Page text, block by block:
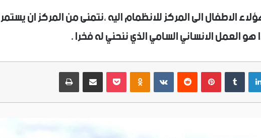
الاطفال الى المركز للانظمام اليه ،نتمنى من المركز ان يستمر
العمل الانساني السامي الذي ننحني له فخرا .
لينكدإن
‏Tumblr بينتيريست
‏Reddit
‏VKontakte
Odnoklassniki
‫Pocketمشاركة عبر البريد طباعة